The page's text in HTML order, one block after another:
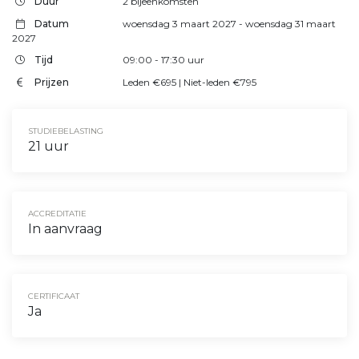
Datum
woensdag 3 maart 2027 - woensdag 31 maart
2027
Tijd
09:00 - 17:30 uur
Prijzen
Leden €695 | Niet-leden €795
STUDIEBELASTING
21 uur
ACCREDITATIE
In aanvraag
CERTIFICAAT
Ja